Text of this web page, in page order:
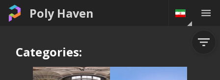
Poly Haven
Categories: